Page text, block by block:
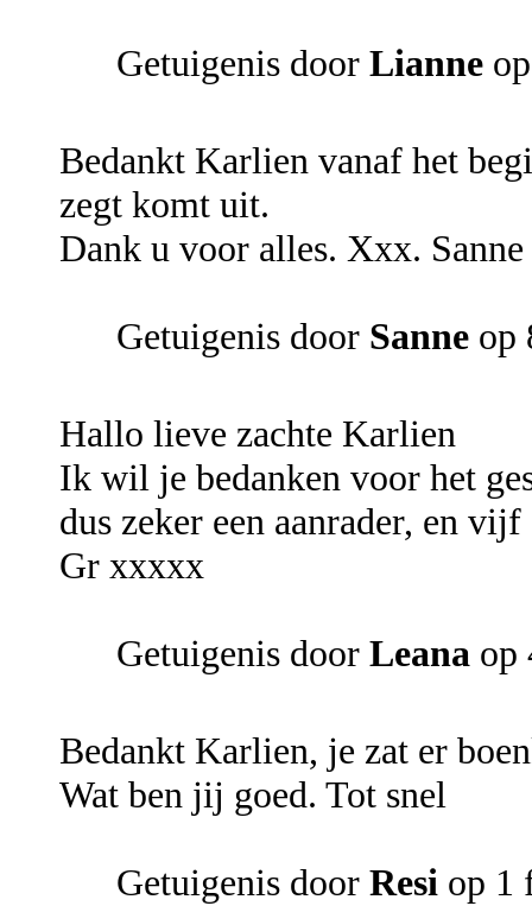
Getuigenis door Lianne
Bedankt Karlien vanaf het
zegt komt uit.
Dank u voor alles. Xxx. Sanne
Getuigenis door Sanne op
Hallo lieve zachte Karlien
Ik wil je bedanken voor het
dus zeker een aanrader, en
Gr xxxxx
Getuigenis door Leana op
Bedankt Karlien, je zat er
Wat ben jij goed. Tot snel
Getuigenis door Resi op 1